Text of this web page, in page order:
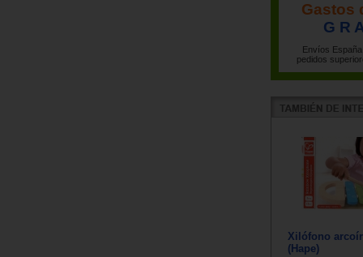
Gastos
G R
Envíos
pedidos
Xilófono
(Hape)